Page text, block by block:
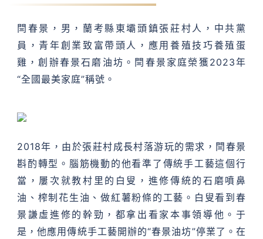
閆春景，男，蘭考縣東壩頭鎮張莊村人，中共黨
員，青年創業致富帶頭人，應用養殖技巧養殖蛋
雞，創辦春景石磨油坊。閆春景家庭榮獲2023年
“全國最美家庭”稱號。
2018年，由於張莊村成長村落游玩的需求，閆春景
斟酌轉型。腦筋機動的他看準了傳統手工藝這個行
當，屢次就教村里的白叟，進修傳統的石磨噴鼻
油、榨制花生油、做紅薯粉條的工藝。白叟看到春
景謙虛進修的幹勁，都拿出看家本事領導他。于
是，他應用傳統手工藝開辦的“春景油坊”停業了。在